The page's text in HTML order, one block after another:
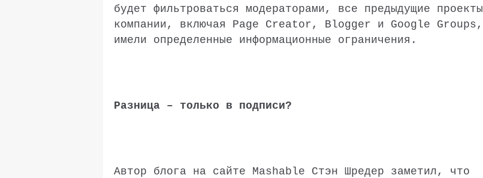
будет фильтроваться модераторами, все предыдущие проекты
компании, включая Page Creator, Blogger и Google Groups,
имели определенные информационные ограничения.
Разница – только в подписи?
Автор блога на сайте Mashable Стэн Шредер заметил, что